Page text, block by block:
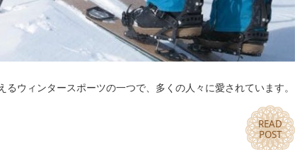
るウィンタースポーツの一つで、多くの人々に愛されています。
READ
POST
READ
POST